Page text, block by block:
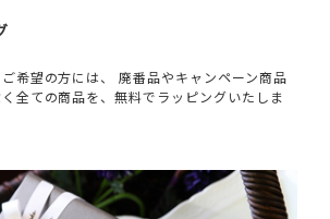
希望の方には、 廃番品やキャンペーン商品
く全ての商品を、無料でラッピングいたしま